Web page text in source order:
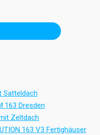
Fertighäuser